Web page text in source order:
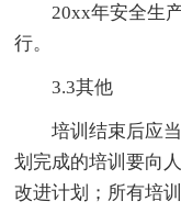
20xx年安全生
行。
3.3其他
培训结束后应
划完成的培训要向
改进计划；所有培